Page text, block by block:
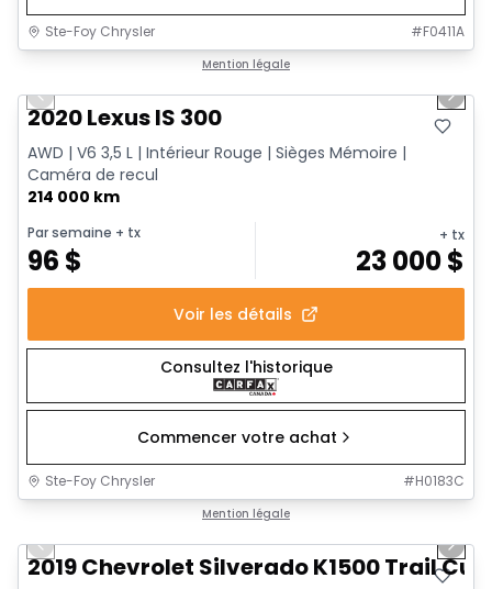
Ste-Foy Chrysler #F0411A
Mention légale
Previous slide Next
2020 Lexus IS 300
AWD | V6 3,5 L | Intérieur Rouge | Sièges Mémoire |
Caméra de recul
214 000 km
Par semaine + tx
96 $
+ tx
23 000$
Voir les détails
Consultez l'historique
Commencer votre achat
Ste-Foy Chrysler #H0183C
Mention légale
Previous slide Next
2019 Chevrolet Silverado K1500 Trail